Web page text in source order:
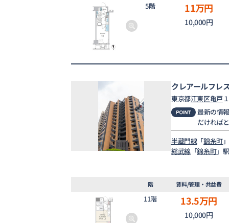
5階 11万円
10,000円
クレアールフレ
東京都江東区亀戸
最新の情
だければ
半蔵門線「錦糸町
総武線「錦糸町」
階 賃料/管理・共益費
11階 13.5万円
10,000円